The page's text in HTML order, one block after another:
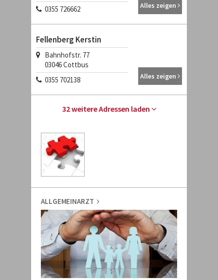
0355 726662
Alles zeigen
Fellenberg Kerstin
Bahnhofstr. 77
03046 Cottbus
0355 702138
Alles zeigen
32 weitere Adressen laden
ALLGEMEINARZT